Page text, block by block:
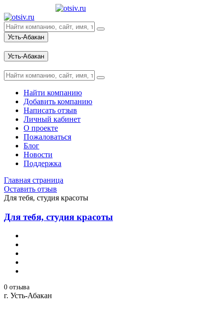
Усть-Абакан
Усть-Абакан
Найти компанию
Добавить компанию
Написать отзыв
Личный кабинет
О проекте
Пожаловаться
Блог
Новости
Поддержка
Главная страница
Оставить отзыв
Для тебя, студия красоты
Для тебя, студия красоты
0 отзыва
г. Усть-Абакан